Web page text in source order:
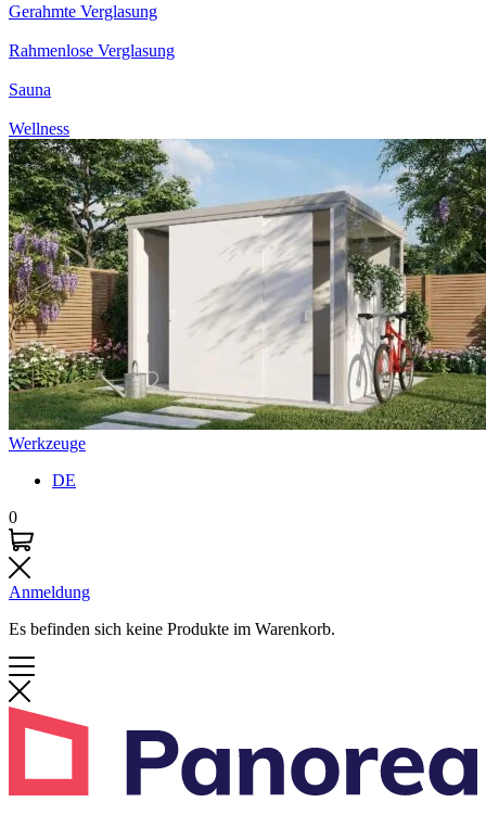
Gerahmte Verglasung
Rahmenlose Verglasung
Sauna
Wellness
Werkzeuge
DE
0
Anmeldung
Es befinden sich keine Produkte im Warenkorb.